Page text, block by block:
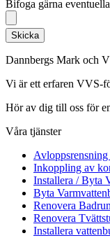
Bifoga gärna
Skicka
Dannbergs Mark och
Vi är ett erfaren VVS-
Hör av dig till oss för
Våra tjänster
Inkoppling av
Installera / Byta
Byta
Renovera
Renovera
Installera